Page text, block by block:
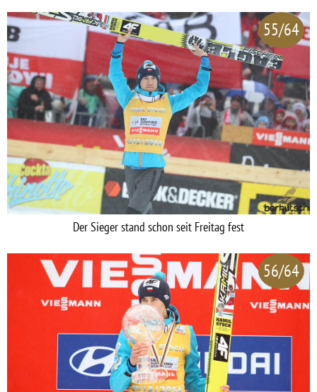
55/64
Der Sieger stand schon seit Freitag fest
56/64